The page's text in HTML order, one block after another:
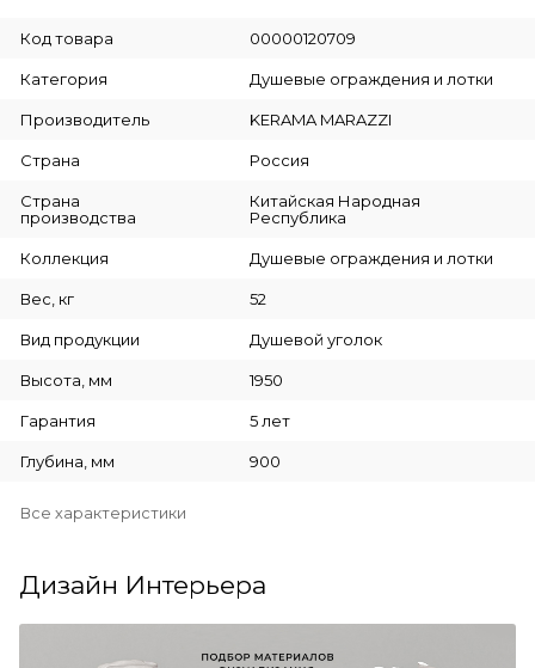
Код товара 00000120709
Категория Душевые ограждения и лотки
Производитель KERAMA MARAZZI
Страна Россия
Страна
производства
Китайская Народная
Республика
Коллекция Душевые ограждения и лотки
Вес, кг 52
Вид продукции Душевой уголок
Высота, мм 1950
Гарантия 5 лет
Глубина, мм 900
Все характеристики
Дизайн Интерьера